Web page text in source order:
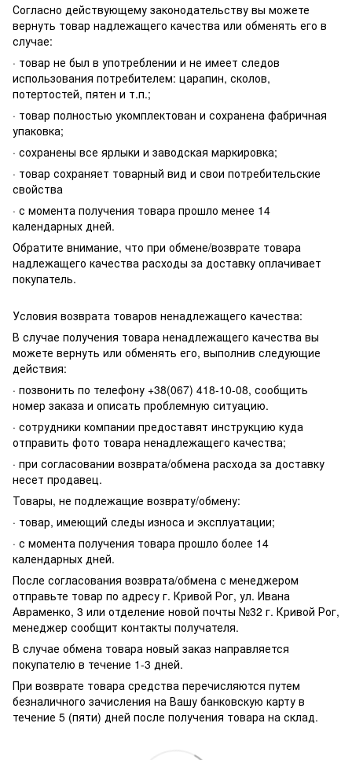
Согласно действующему законодательству вы можете
вернуть товар надлежащего качества или обменять его в
случае:
· товар не был в употреблении и не имеет следов
использования потребителем: царапин, сколов,
потертостей, пятен и т.п.;
· товар полностью укомплектован и сохранена фабричная
упаковка;
· сохранены все ярлыки и заводская маркировка;
· товар сохраняет товарный вид и свои потребительские
свойства
· с момента получения товара прошло менее 14
календарных дней.
Обратите внимание, что при обмене/возврате товара
надлежащего качества расходы за доставку оплачивает
покупатель.
Условия возврата товаров ненадлежащего качества:
В случае получения товара ненадлежащего качества вы
можете вернуть или обменять его, выполнив следующие
действия:
· позвонить по телефону +38(067) 418-10-08, сообщить
номер заказа и описать проблемную ситуацию.
· сотрудники компании предоставят инструкцию куда
отправить фото товара ненадлежащего качества;
· при согласовании возврата/обмена расхода за доставку
несет продавец.
Товары, не подлежащие возврату/обмену:
· товар, имеющий следы износа и эксплуатации;
· с момента получения товара прошло более 14
календарных дней.
После согласования возврата/обмена с менеджером
отправьте товар по адресу г. Кривой Рог, ул. Ивана
Авраменко, 3 или отделение новой почты №32 г. Кривой Рог,
менеджер сообщит контакты получателя.
В случае обмена товара новый заказ направляется
покупателю в течение 1-3 дней.
При возврате товара средства перечисляются путем
безналичного зачисления на Вашу банковскую карту в
течение 5 (пяти) дней после получения товара на склад.